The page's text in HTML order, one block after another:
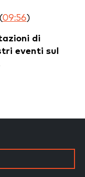
09:56)
di
eventi sul